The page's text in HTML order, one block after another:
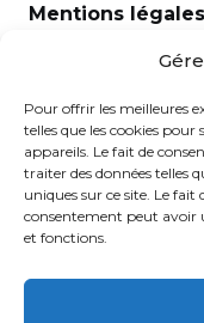
Pour offrir les meilleures
telles que les cookies
appareils. Le fait de
traiter des données telles
uniques sur ce site. Le fait
consentement peut avoir
et fonctions.
Mentions légales